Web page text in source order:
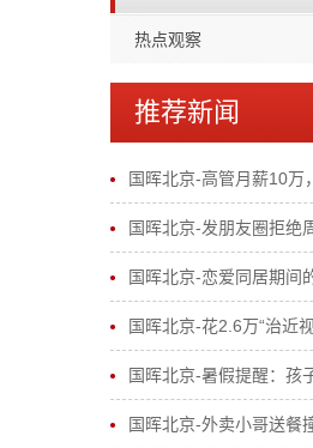
热点观察
推荐新闻
国晖北京-高管月薪10万
国晖北京-发朋友圈拒绝
国晖北京-恋爱同居期间
国晖北京-花2.6万“治近视
国晖北京-暑假提醒：孩
国晖北京-外卖小哥送餐